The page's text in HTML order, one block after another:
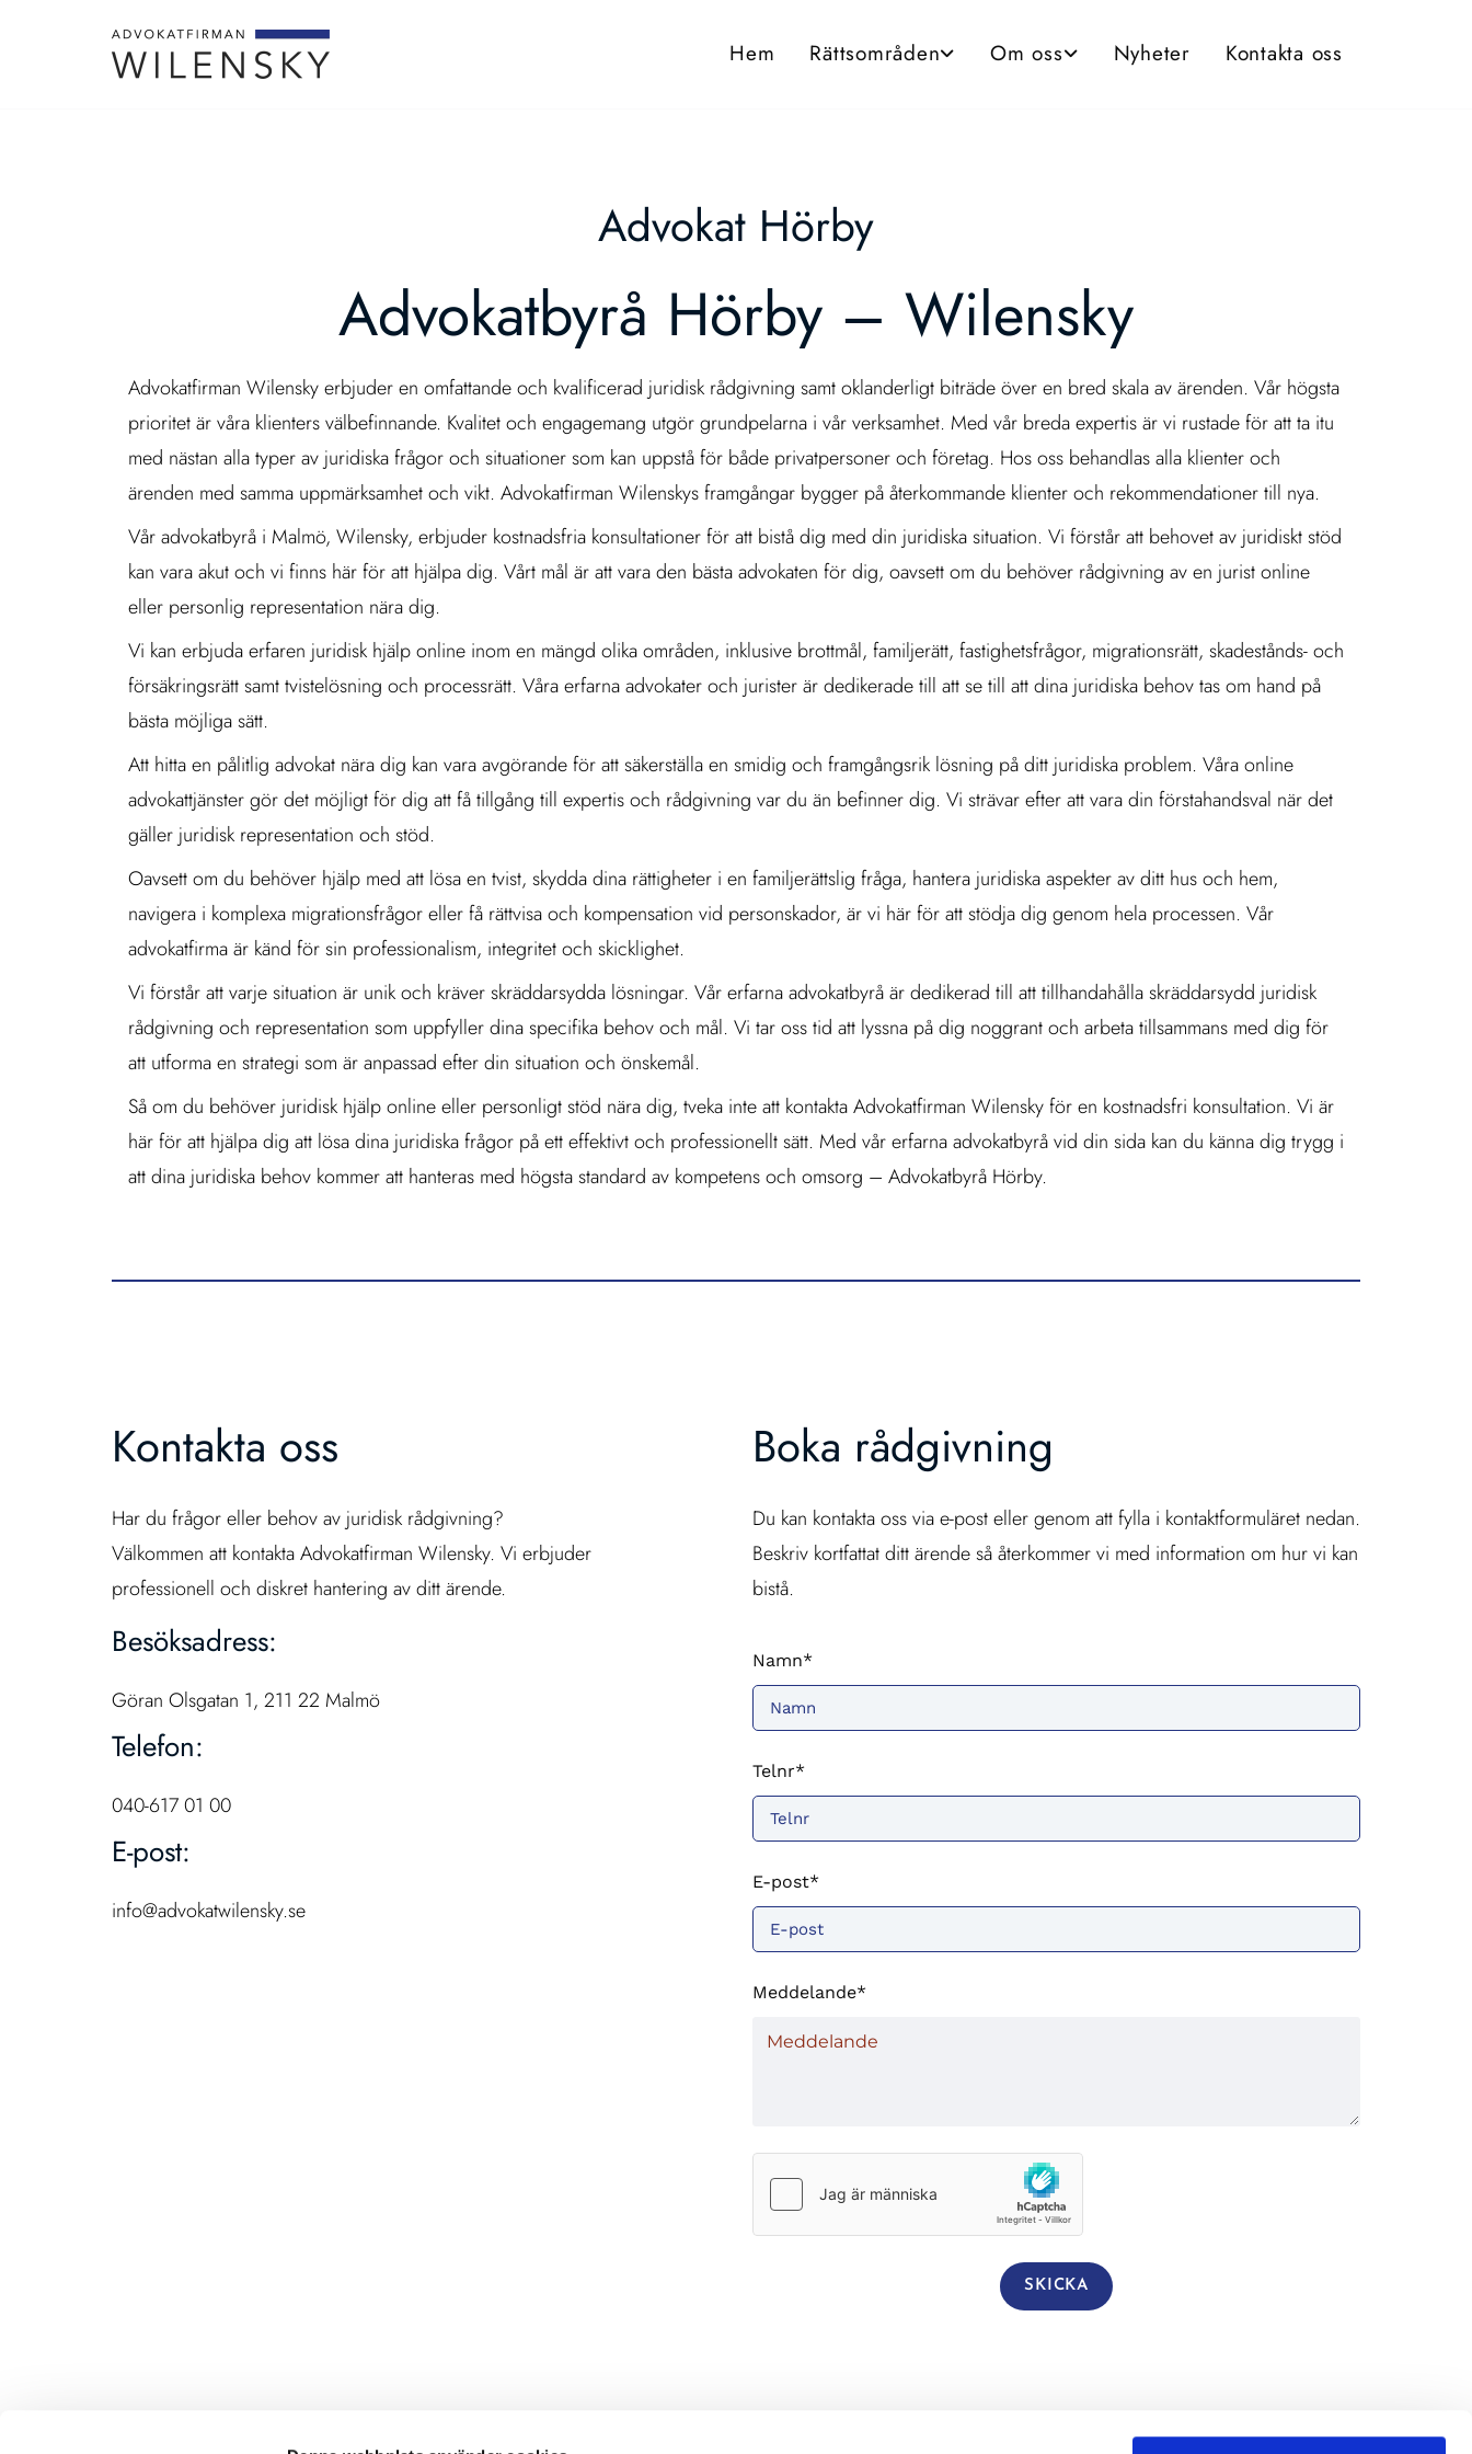
Hem Rättsområden Om oss Nyheter Kontakta oss
Advokat Hörby
Advokatbyrå Hörby – Wilensky
Advokatfirman Wilensky erbjuder en omfattande och kvalificerad juridisk rådgivning samt oklanderligt biträde över en bred skala av ärenden. Vår högsta
prioritet är våra klienters välbefinnande. Kvalitet och engagemang utgör grundpelarna i vår verksamhet. Med vår breda expertis är vi rustade för att ta itu
med nästan alla typer av juridiska frågor och situationer som kan uppstå för både privatpersoner och företag. Hos oss behandlas alla klienter och
ärenden med samma uppmärksamhet och vikt. Advokatfirman Wilenskys framgångar bygger på återkommande klienter och rekommendationer till nya.
Vår advokatbyrå i Malmö, Wilensky, erbjuder kostnadsfria konsultationer för att bistå dig med din juridiska situation. Vi förstår att behovet av juridiskt stöd
kan vara akut och vi finns här för att hjälpa dig. Vårt mål är att vara den bästa advokaten för dig, oavsett om du behöver rådgivning av en jurist online
eller personlig representation nära dig.
Vi kan erbjuda erfaren juridisk hjälp online inom en mängd olika områden, inklusive brottmål, familjerätt, fastighetsfrågor, migrationsrätt, skadestånds- och
försäkringsrätt samt tvistelösning och processrätt. Våra erfarna advokater och jurister är dedikerade till att se till att dina juridiska behov tas om hand på
bästa möjliga sätt.
Att hitta en pålitlig advokat nära dig kan vara avgörande för att säkerställa en smidig och framgångsrik lösning på ditt juridiska problem. Våra online
advokattjänster gör det möjligt för dig att få tillgång till expertis och rådgivning var du än befinner dig. Vi strävar efter att vara din förstahandsval när det
gäller juridisk representation och stöd.
Oavsett om du behöver hjälp med att lösa en tvist, skydda dina rättigheter i en familjerättslig fråga, hantera juridiska aspekter av ditt hus och hem,
navigera i komplexa migrationsfrågor eller få rättvisa och kompensation vid personskador, är vi här för att stödja dig genom hela processen. Vår
advokatfirma är känd för sin professionalism, integritet och skicklighet.
Vi förstår att varje situation är unik och kräver skräddarsydda lösningar. Vår erfarna advokatbyrå är dedikerad till att tillhandahålla skräddarsydd juridisk
rådgivning och representation som uppfyller dina specifika behov och mål. Vi tar oss tid att lyssna på dig noggrant och arbeta tillsammans med dig för
att utforma en strategi som är anpassad efter din situation och önskemål.
Så om du behöver juridisk hjälp online eller personligt stöd nära dig, tveka inte att kontakta Advokatfirman Wilensky för en kostnadsfri konsultation. Vi är
här för att hjälpa dig att lösa dina juridiska frågor på ett effektivt och professionellt sätt. Med vår erfarna advokatbyrå vid din sida kan du känna dig trygg i
att dina juridiska behov kommer att hanteras med högsta standard av kompetens och omsorg – Advokatbyrå Hörby.
Kontakta oss
Har du frågor eller behov av juridisk rådgivning?
Välkommen att kontakta Advokatfirman Wilensky. Vi erbjuder
professionell och diskret hantering av ditt ärende.
Besöksadress:
Göran Olsgatan 1, 211 22 Malmö
Telefon:
040-617 01 00
E-post:
info@advokatwilensky.se
Boka rådgivning
Du kan kontakta oss via e-post eller genom att fylla i kontaktformuläret nedan.
Beskriv kortfattat ditt ärende så återkommer vi med information om hur vi kan
bistå.
Namn*
Telnr*
E-post*
Meddelande*